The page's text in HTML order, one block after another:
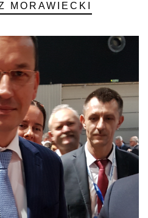
MORAWIECKI